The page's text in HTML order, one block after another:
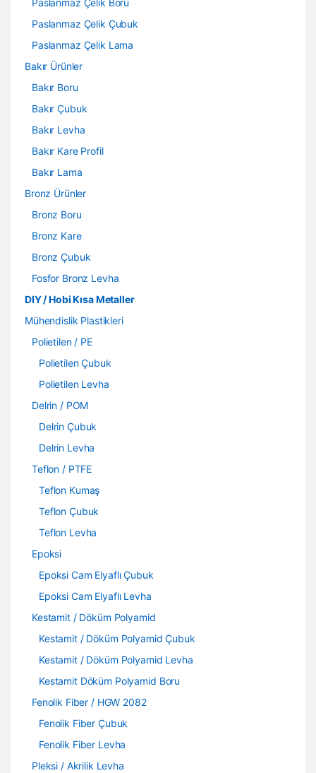
Paslanmaz Çelik Boru
Paslanmaz Çelik Çubuk
Paslanmaz Çelik Lama
Bakır Ürünler
Bakır Boru
Bakır Çubuk
Bakır Levha
Bakır Kare Profil
Bakır Lama
Bronz Ürünler
Bronz Boru
Bronz Kare
Bronz Çubuk
Fosfor Bronz Levha
DIY / Hobi Kısa Metaller
Mühendislik Plastikleri
Polietilen / PE
Polietilen Çubuk
Polietilen Levha
Delrin / POM
Delrin Çubuk
Delrin Levha
Teflon / PTFE
Teflon Kumaş
Teflon Çubuk
Teflon Levha
Epoksi
Epoksi Cam Elyaflı Çubuk
Epoksi Cam Elyaflı Levha
Kestamit / Döküm Polyamid
Kestamit / Döküm Polyamid Çubuk
Kestamit / Döküm Polyamid Levha
Kestamit Döküm Polyamid Boru
Fenolik Fiber / HGW 2082
Fenolik Fiber Çubuk
Fenolik Fiber Levha
Pleksi / Akrilik Levha